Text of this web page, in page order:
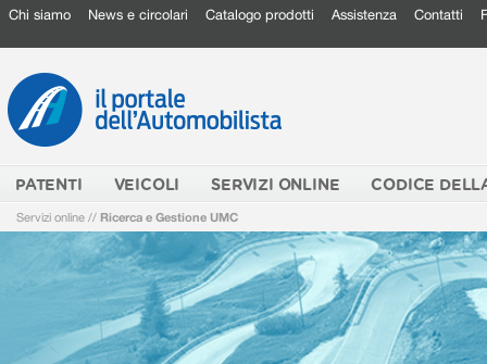
Chi siamo News e circolari Catalogo prodotti Assistenza Contatti
PATENTI VEICOLI SERVIZI ONLINE CODICE
Servizi online // Ricerca e Gestione UMC